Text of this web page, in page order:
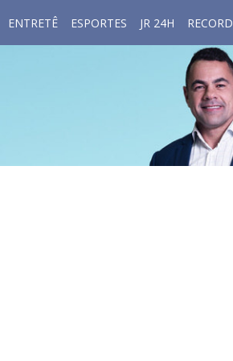
ENTRETÊ ESPORTES JR 24H RECORD